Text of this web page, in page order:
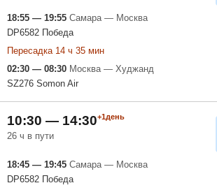
18:55 — 19:55 Самара — Москва
DP6582 Победа
Пересадка 14 ч 35 мин
02:30 — 08:30 Москва — Худжанд
SZ276 Somon Air
10:30 — 14:30+1день
26 ч в пути
18:45 — 19:45 Самара — Москва
DP6582 Победа